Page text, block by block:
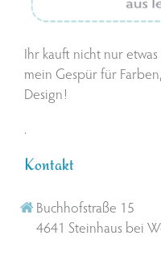
Ihr kauft nicht nur
mein Gespür für
Design!
.
Kontakt
Buchhofstraße 15
4641 Steinhaus bei